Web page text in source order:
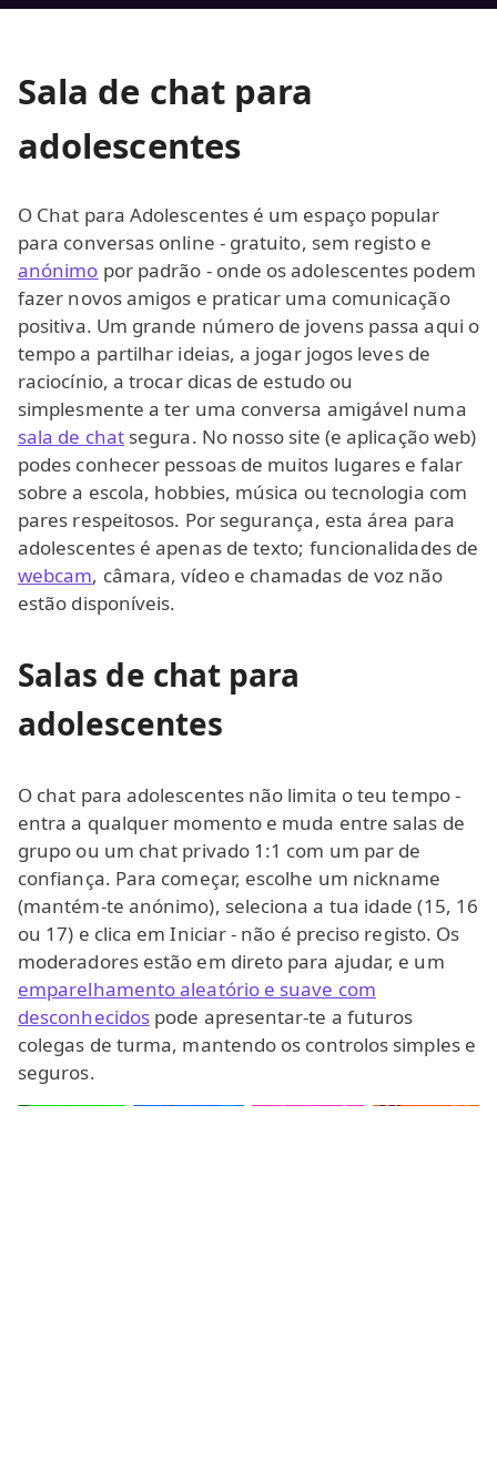
Sala de chat para
adolescentes
O Chat para Adolescentes é um espaço popular
para conversas online - gratuito, sem registo e
anónimo por padrão - onde os adolescentes podem
fazer novos amigos e praticar uma comunicação
positiva. Um grande número de jovens passa aqui o
tempo a partilhar ideias, a jogar jogos leves de
raciocínio, a trocar dicas de estudo ou
simplesmente a ter uma conversa amigável numa
sala de chatsegura. No nosso site (e aplicação web)
podes conhecer pessoas de muitos lugares e falar
sobre a escola, hobbies, música ou tecnologia com
pares respeitosos. Por segurança, esta área para
adolescentes é apenas de texto; funcionalidades de
webcam, câmara, vídeo e chamadas de voz não
estão disponíveis.
Salas de chat para
adolescentes
O chat para adolescentes não limita o teu tempo -
entra a qualquer momento e muda entre salas de
grupo ou um chat privado 1:1 com um par de
confiança. Para começar, escolhe um nickname
(mantém-te anónimo), seleciona a tua idade (15, 16
ou 17) e clica em Iniciar - não é preciso registo. Os
moderadores estão em direto para ajudar, e um
emparelhamento aleatório e suave com
desconhecidos pode apresentar-te a futuros
colegas de turma, mantendo os controlos simples e
seguros.